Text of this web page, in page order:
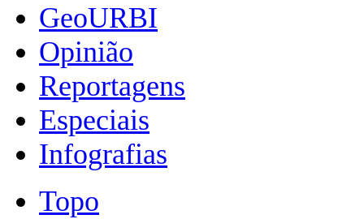
GeoURBI
Opinião
Reportagens
Especiais
Infografias
Topo